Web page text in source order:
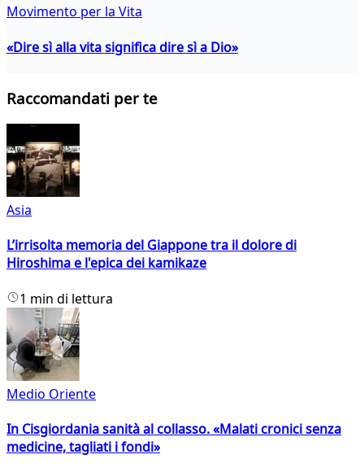
Movimento per la Vita
«Dire sì alla vita significa dire sì a Dio»
Raccomandati per te
Asia
L’irrisolta memoria del Giappone tra il dolore di
Hiroshima e l'epica dei kamikaze
1 min di lettura
Medio Oriente
In Cisgiordania sanità al collasso. «Malati cronici senza
medicine, tagliati i fondi»